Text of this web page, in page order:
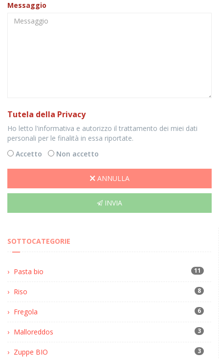
Messaggio
Tutela della Privacy
Ho letto l'informativa e autorizzo il trattamento dei miei dati
personali per le finalità in essa riportate.
Accetto
Non accetto
ANNULLA
INVIA
SOTTOCATEGORIE
Pasta bio 11
Riso 8
Fregola 6
Malloreddos 3
Zuppe BIO 3